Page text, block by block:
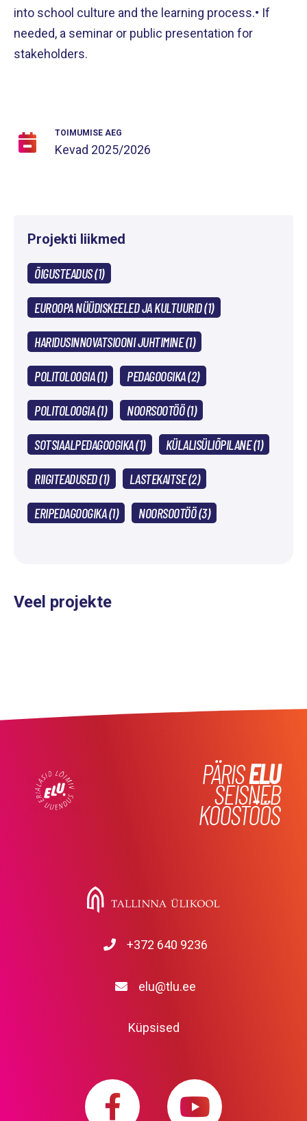
into school culture and the learning process.• If
needed, a seminar or public presentation for
stakeholders.
TOIMUMISE AEG
Kevad 2025/2026
Projekti liikmed
ÕIGUSTEADUS (1)
EUROOPA NÜÜDISKEELED JA KULTUURID (1)
HARIDUSINNOVATSIOONI JUHTIMINE (1)
POLITOLOOGIA (1) PEDAGOOGIKA (2)
POLITOLOOGIA (1) NOORSOOTÖÖ (1)
SOTSIAALPEDAGOOGIKA (1) KÜLALISÜLIÕPILANE (1)
RIIGITEADUSED (1) LASTEKAITSE (2)
ERIPEDAGOOGIKA (1) NOORSOOTÖÖ (3)
Veel projekte
+372 640 9236
elu@tlu.ee
Küpsised
PÄRISELU
SEISNEB
KOOSTÖÖS